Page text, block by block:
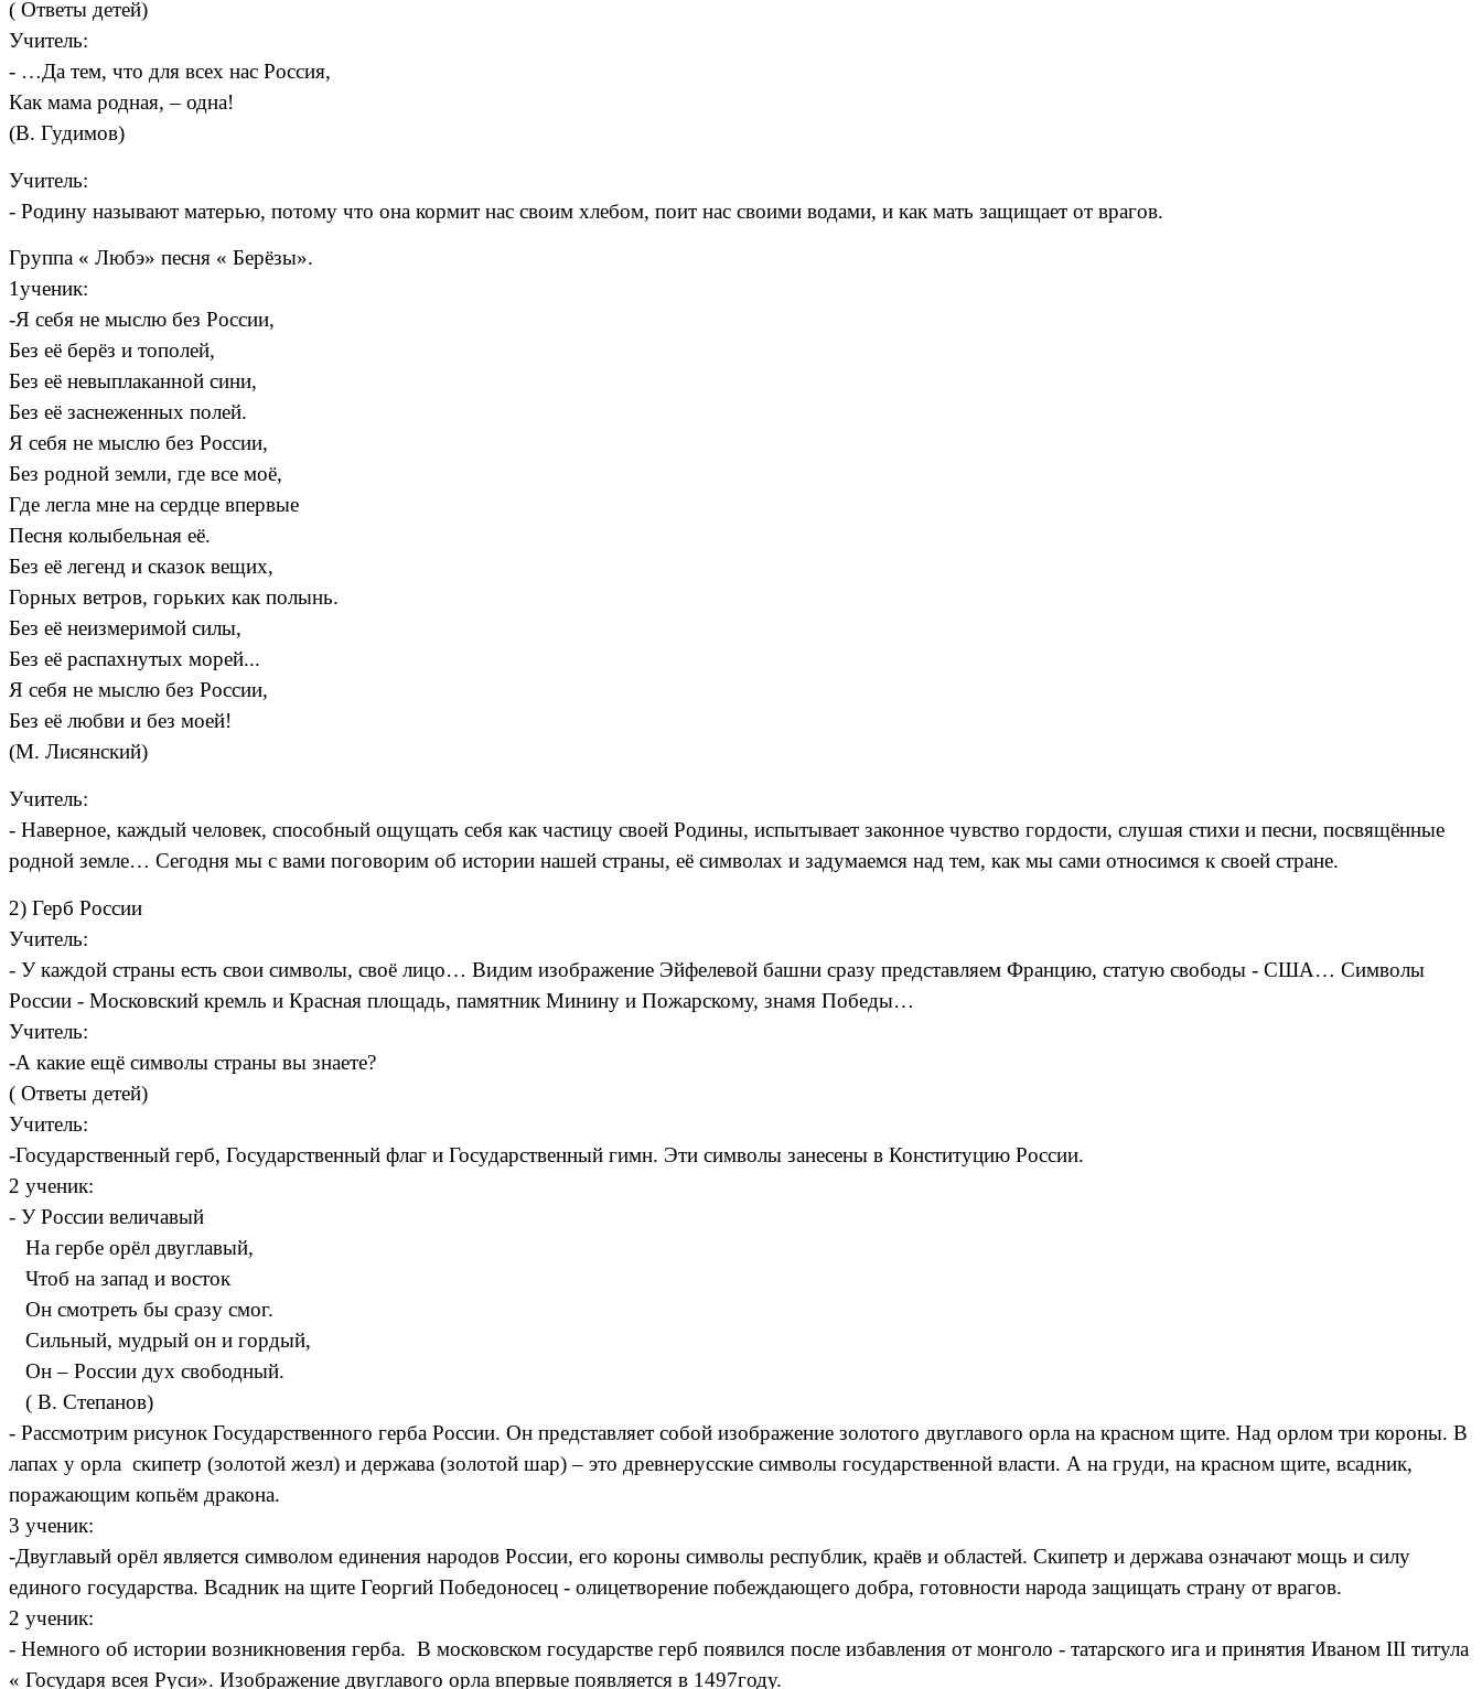
( Ответы детей)
Учитель:
- …Да тем, что для всех нас Россия,
Как мама родная, – одна!
(В. Гудимов)
Учитель:
- Родину называют матерью, потому что она кормит нас своим хлебом, поит нас своими водами, и как мать защищает от врагов.
Группа « Любэ» песня « Берёзы».
1ученик:
-Я себя не мыслю без России,
Без её берёз и тополей,
Без её невыплаканной сини,
Без её заснеженных полей.
Я себя не мыслю без России,
Без родной земли, где все моё,
Где легла мне на сердце впервые
Песня колыбельная её.
Без её легенд и сказок вещих,
Горных ветров, горьких как полынь.
Без её неизмеримой силы,
Без её распахнутых морей...
Я себя не мыслю без России,
Без её любви и без моей!
(М. Лисянский)
Учитель:
- Наверное, каждый человек, способный ощущать себя как частицу своей Родины, испытывает законное чувство гордости, слушая стихи и песни, посвящённые
родной земле… Сегодня мы с вами поговорим об истории нашей страны, её символах и задумаемся над тем, как мы сами относимся к своей стране.
2) Герб России
Учитель:
- У каждой страны есть свои символы, своё лицо… Видим изображение Эйфелевой башни сразу представляем Францию, статую свободы - США… Символы
России - Московский кремль и Красная площадь, памятник Минину и Пожарскому, знамя Победы…
Учитель:
-А какие ещё символы страны вы знаете?
( Ответы детей)
Учитель:
-Государственный герб, Государственный флаг и Государственный гимн. Эти символы занесены в Конституцию России.
2 ученик:
- У России величавый
На гербе орёл двуглавый,
Чтоб на запад и восток
Он смотреть бы сразу смог.
Сильный, мудрый он и гордый,
Он – России дух свободный.
( В. Степанов)
- Рассмотрим рисунок Государственного герба России. Он представляет собой изображение золотого двуглавого орла на красном щите. Над орлом три короны. В
лапах у орла скипетр (золотой жезл) и держава (золотой шар) – это древнерусские символы государственной власти. А на груди, на красном щите, всадник,
поражающим копьём дракона.
3 ученик:
-Двуглавый орёл является символом единения народов России, его короны символы республик, краёв и областей. Скипетр и держава означают мощь и силу
единого государства. Всадник на щите Георгий Победоносец - олицетворение побеждающего добра, готовности народа защищать страну от врагов.
2 ученик:
- Немного об истории возникновения герба. В московском государстве герб появился после избавления от монголо - татарского ига и принятия Иваном III титула
« Государя всея Руси». Изображение двуглавого орла впервые появляется в 1497году.